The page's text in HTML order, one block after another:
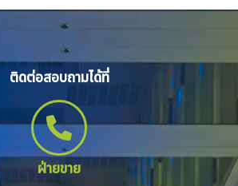
ติดต่อสอบถามได้ที่
ฝ่ายขาย